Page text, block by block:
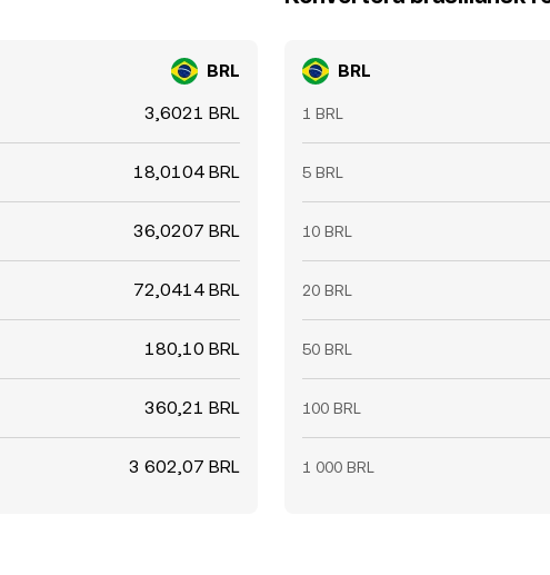
BRL
3,6021 BRL
18,0104 BRL
36,0207 BRL
72,0414 BRL
180,10 BRL
360,21 BRL
3 602,07 BRL
BRL
1 BRL
5 BRL
10 BRL
20 BRL
50 BRL
100 BRL
1 000 BRL